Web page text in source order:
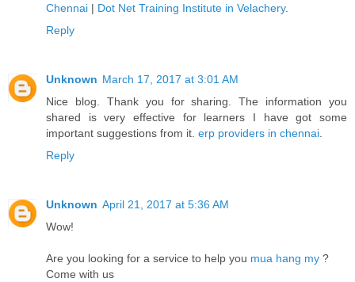
Chennai | Dot Net Training Institute in Velachery.
Reply
Unknown March 17, 2017 at 3:01 AM
Nice blog. Thank you for sharing. The information you
shared is very effective for learners I have got some
important suggestions from it. erp providers in chennai
Reply
Unknown April 21, 2017 at 5:36 AM
Wow!
Are you looking for a service to help you mua hang my ?
Come with us